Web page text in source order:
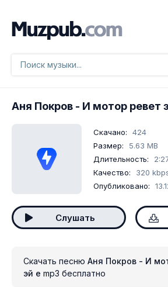
Аня Покров - И мотор ревет
Скачано:
424
Размер:
5.63 MB
Длительность:
Качество:
320
Опубликовано:
Слушать
Скачать песню Аня Покров - И
эй е mp3 бесплатно